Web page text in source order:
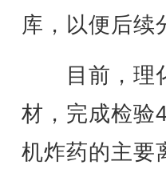
库，以便后续
目前，理化
材，完成检验
机炸药的主要